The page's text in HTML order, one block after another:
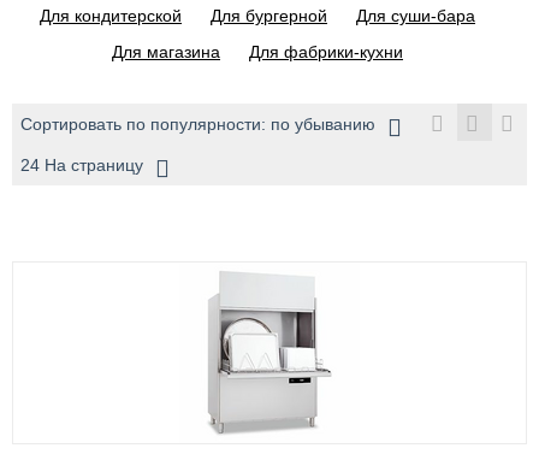
Для кондитерской
Для бургерной
Для суши-бара
Для магазина
Для фабрики-кухни
Сортировать по популярности: по убыванию
24 На страницу